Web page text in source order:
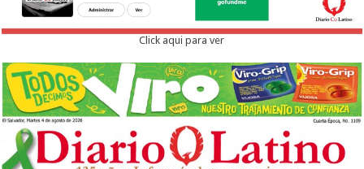
Click aqui para ver